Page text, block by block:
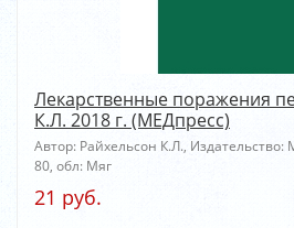
Лекарственные поражения
К.Л. 2018 г. (МЕДпресс)
Автор: Райхельсон К.Л., Издательство:
80, обл: Мяг
21 руб.